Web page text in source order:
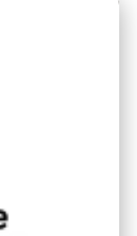
Vizuální